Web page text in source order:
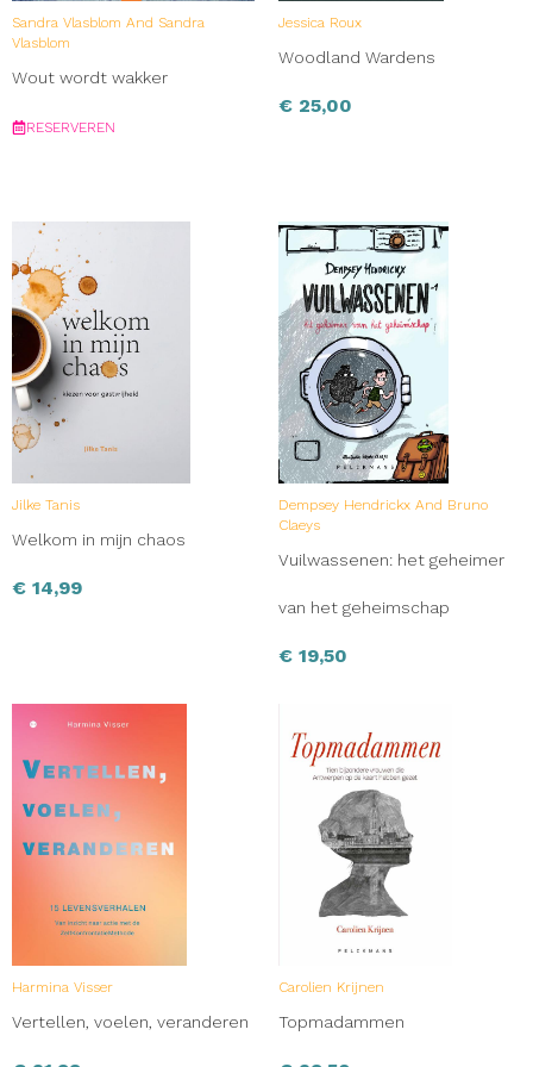
Sandra Vlasblom And Sandra
Vlasblom
Wout wordt wakker
RESERVEREN
Jessica Roux
Woodland Wardens
€ 25,00
Jilke Tanis
Welkom in mijn chaos
€ 14,99
Dempsey Hendrickx And Bruno
Claeys
Vuilwassenen: het geheimer
van het geheimschap
€ 19,50
Harmina Visser
Vertellen, voelen, veranderen
Carolien Krijnen
Topmadammen